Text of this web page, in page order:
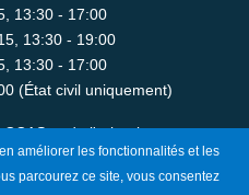
13:30 - 17:00
13:30 - 19:00
13:30 - 17:00
(État civil uniquement)
et de l'urbanisme sont
améliorer les fonctionnalités et les
parcourez ce site, vous consentez